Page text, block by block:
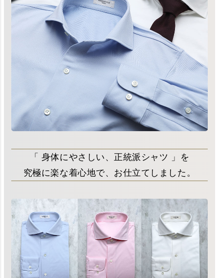
「 身体にやさしい、正統派シャツ 」を
究極に楽な着心地で、お仕立てしました。